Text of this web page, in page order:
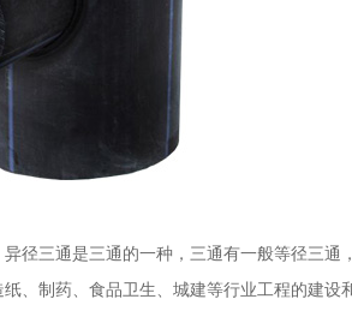
三通是三通的一种，三通有一般等径三通
、制药、食品卫生、城建等行业工程的建设